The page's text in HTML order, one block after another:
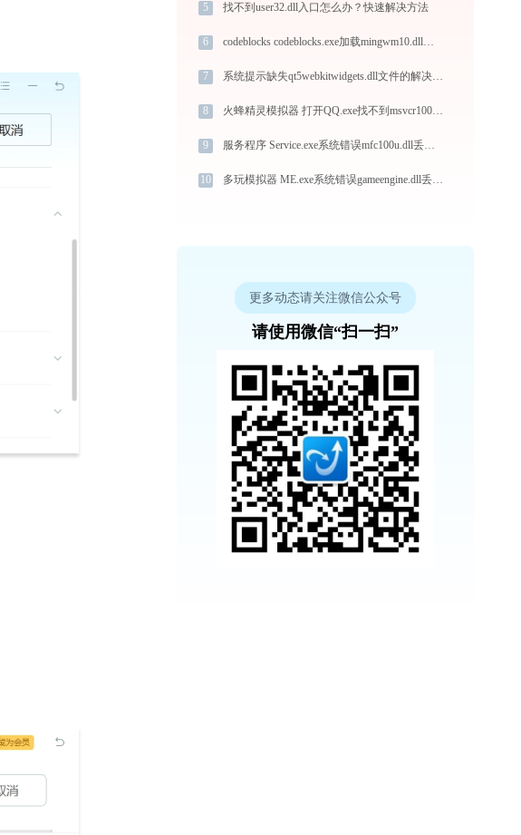
5 找不到user32.dll入口怎么办？快速解决方法
6 codeblocks codeblocks.exe加载mingwm10.dll文件丢失处理办法
7 系统提示缺失qt5webkitwidgets.dll文件的解决方法
8 火蜂精灵模拟器 打开QQ.exe找不到msvcr100.dll怎么办
9 服务程序 Service.exe系统错误mfc100u.dll丢失如何解决
10 多玩模拟器 ME.exe系统错误gameengine.dll丢失如何解决
更多动态请关注微信公众号
请使用微信“扫一扫”